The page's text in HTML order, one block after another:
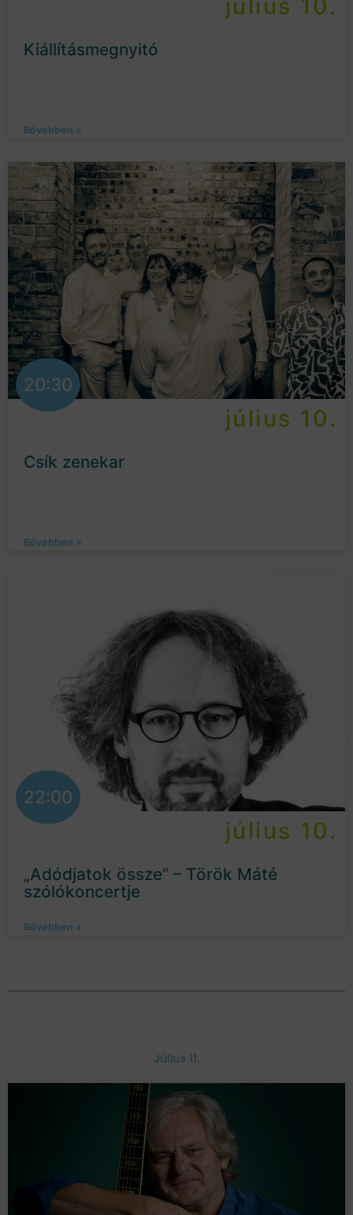
július 10.
Kiállításmegnyitó
Bővebben »
20:30
július 10.
Csík zenekar
Bővebben »
22:00
július 10.
„Adódjatok össze” – Török Máté
szólókoncertje
Bővebben »
Július 11.